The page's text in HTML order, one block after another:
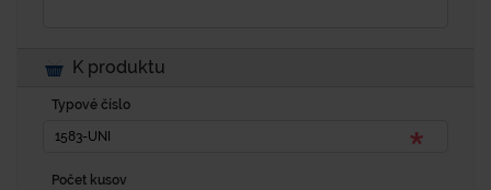
K produktu
Typové číslo
Počet kusov